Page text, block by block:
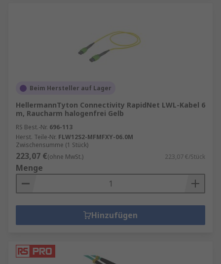
Beim Hersteller auf Lager
HellermannTyton Connectivity RapidNet LWL-Kabel 6
m, Raucharm halogenfrei Gelb
RS Best.-Nr. 696-113
Herst. Teile-Nr. FLW12S2-MFMFXY-06.0M
Zwischensumme (1 Stück)
223,07 €(ohne MwSt.) 223,07 €/Stück
Menge
Hinzufügen